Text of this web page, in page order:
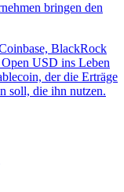
bringen den
BlackRock
USD ins Leben
der die Erträge
soll, die ihn nutzen.